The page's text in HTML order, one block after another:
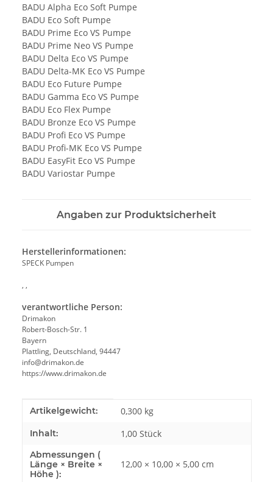
BADU Alpha Eco Soft Pumpe
BADU Eco Soft Pumpe
BADU Prime Eco VS Pumpe
BADU Prime Neo VS Pumpe
BADU Delta Eco VS Pumpe
BADU Delta-MK Eco VS Pumpe
BADU Eco Future Pumpe
BADU Gamma Eco VS Pumpe
BADU Eco Flex Pumpe
BADU Bronze Eco VS Pumpe
BADU Profi Eco VS Pumpe
BADU Profi-MK Eco VS Pumpe
BADU EasyFit Eco VS Pumpe
BADU Variostar Pumpe
Angaben zur Produktsicherheit
Herstellerinformationen:
SPECK Pumpen
, ,
verantwortliche Person:
Drimakon
Robert-Bosch-Str. 1
Bayern
Plattling, Deutschland, 94447
info@drimakon.de
https://www.drimakon.de
Produkteigenschaft
Wert
Artikelgewicht: 0,300 kg
Inhalt: 1,00 Stück
Abmessungen (
Länge × Breite ×
Höhe ):
12,00 × 10,00 × 5,00 cm